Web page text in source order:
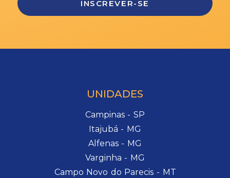
UNIDADES
Campinas - SP
Itajubá - MG
Alfenas - MG
Varginha - MG
Campo Novo do Parecis - MT